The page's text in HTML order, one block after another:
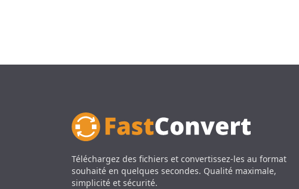
Téléchargez des fichiers et convertissez-les au format
souhaité en quelques secondes. Qualité maximale,
simplicité et sécurité.